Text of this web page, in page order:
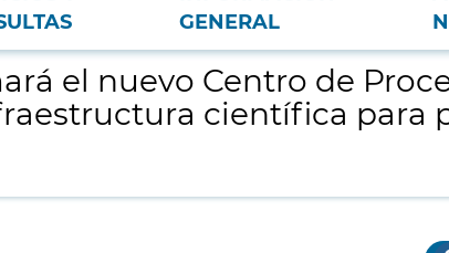
GENERAL
el alojamiento de la infraestructura científica para pruebas
el nuevo Centro de
científica para